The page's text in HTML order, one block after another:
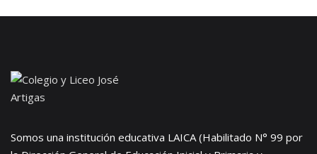
Somos una institución educativa LAICA (Habilitado N° 99 por